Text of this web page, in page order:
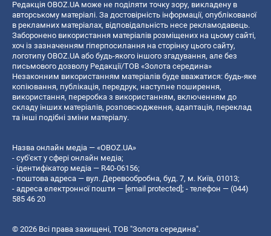
Редакція OBOZ.UA може не поділяти точку зору, викладену в
авторському матеріалі. За достовірність інформації, опублікованої
в рекламних матеріалах, відповідальність несе рекламодавець.
Заборонено використання матеріалів розміщених на цьому сайті,
хоч із зазначенням гіперпосилання на сторінку цього сайту,
логотипу OBOZ.UA або будь-якого іншого згадування, але без
письмового дозволу Редакції/ТОВ «Золота середина»
Незаконним використанням матеріалів буде вважатися: будь-яке
копiювання, публiкацiя, передрук, наступне поширення,
використання, переробка з використанням, включенням до
складу інших матеріалів, розповсюдження, адаптація, переклад
та інші подібні зміни матеріалу.
Назва онлайн медіа — «OBOZ.UA»
- суб'єкт у сфері онлайн медіа;
- ідентифікатор медіа — R40-06156;
- поштова адреса — вул. Деревообробна, буд. 7, м. Київ, 01013;
- адреса електронної пошти — [email protected]; - телефон — (044)
585 46 20
© 2026 Всі права захищені, ТОВ "Золота середина".